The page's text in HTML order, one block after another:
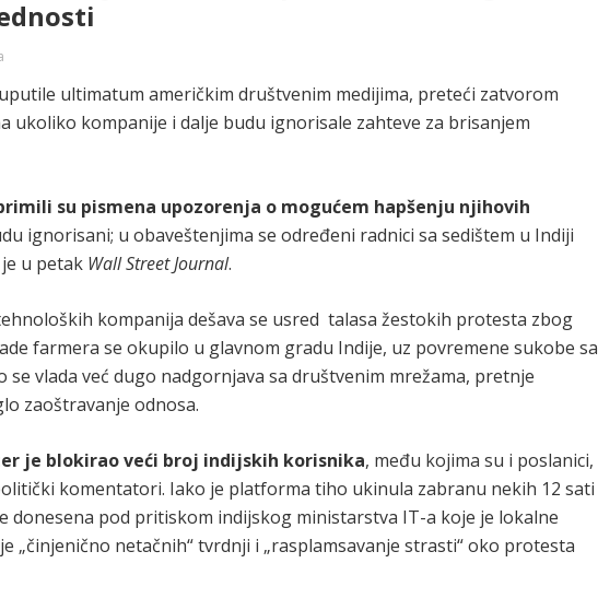
ultimatum američkim društvenim medijima, preteći zatvorom
ukoliko kompanije i dalje budu ignorisale zahteve za brisanjem
su pismena upozorenja o mogućem hapšenju njihovih
ignorisani; u obaveštenjima se određeni radnici sa sedištem u Indiji
u petak Wall Street Journal.
kompanija dešava se usred talasa žestokih protesta zbog
farmera se okupilo u glavnom gradu Indije, uz povremene sukobe sa
se vlada već dugo nadgornjava sa društvenim mrežama, pretnje
zaoštravanje odnosa.
je blokirao veći broj indijskih korisnika, među kojima su i poslanici,
komentatori. Iako je platforma tiho ukinula zabranu nekih 12 sati
donesena pod pritiskom indijskog ministarstva IT-a koje je lokalne
„činjenično netačnih“ tvrdnji i „rasplamsavanje strasti“ oko protesta